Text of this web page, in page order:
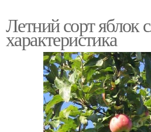
Летний сорт яблок
характеристика